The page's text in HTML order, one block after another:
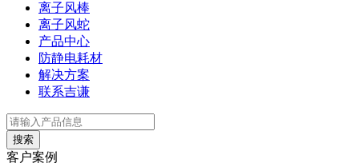
离子风棒
离子风蛇
产品中心
防静电耗材
解决方案
联系吉谦
客户案例